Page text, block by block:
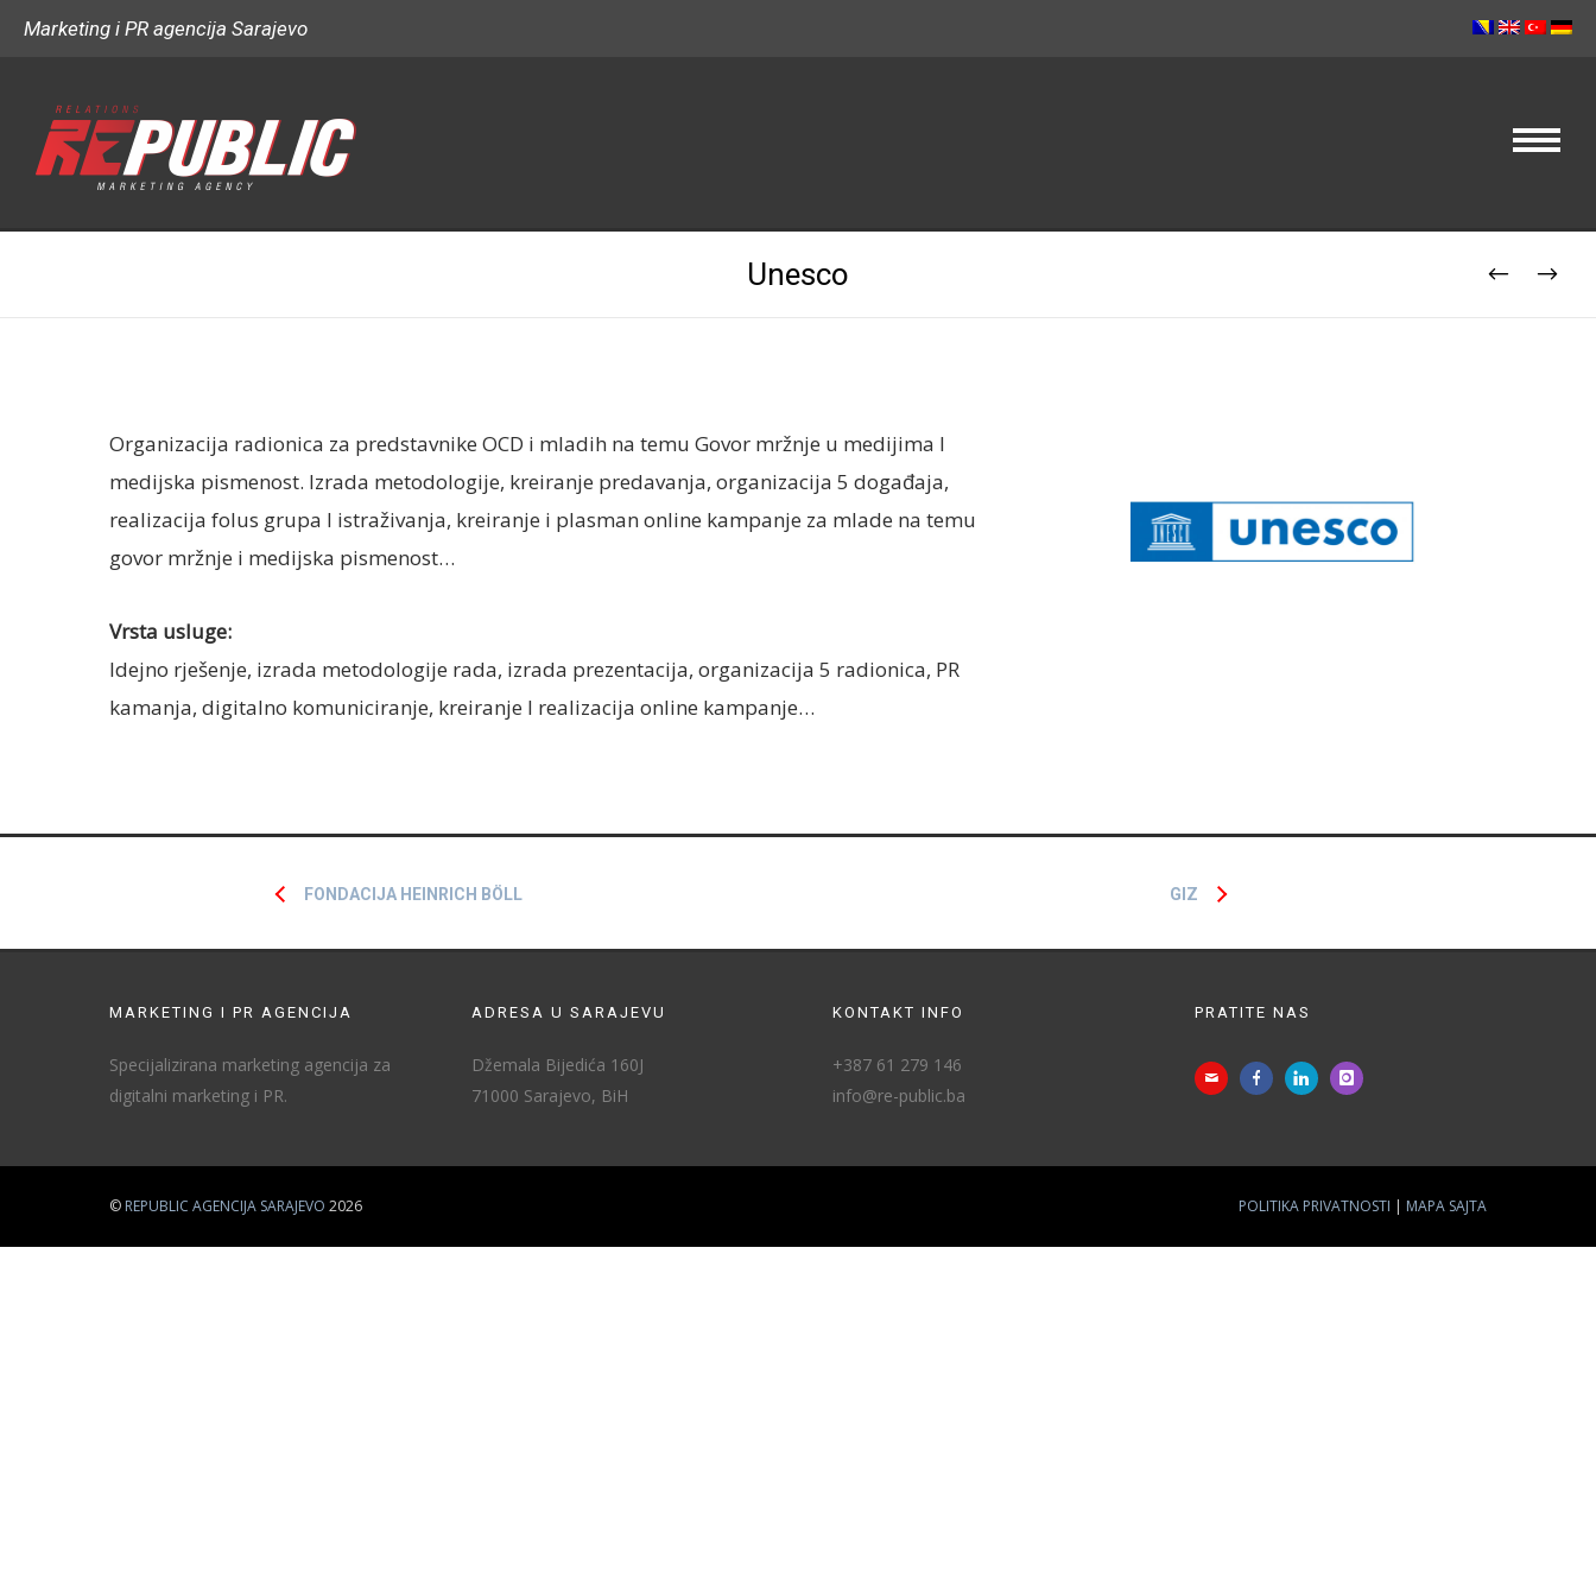
Marketing i PR agencija Sarajevo
Unesco
Organizacija radionica za predstavnike OCD i mladih na temu Govor mržnje u medijima I
medijska pismenost. Izrada metodologije, kreiranje predavanja, organizacija 5 događaja,
realizacija folus grupa I istraživanja, kreiranje i plasman online kampanje za mlade na temu
govor mržnje i medijska pismenost…
Vrsta usluge:
Idejno rješenje, izrada metodologije rada, izrada prezentacija, organizacija 5 radionica, PR
kamanja, digitalno komuniciranje, kreiranje I realizacija online kampanje…
FONDACIJA HEINRICH BÖLL GIZ
MARKETING I PR AGENCIJA
Specijalizirana marketing agencija za
digitalni marketing i PR.
ADRESA U SARAJEVU
Džemala Bijedića 160J
71000 Sarajevo, BiH
KONTAKT INFO
+387 61 279 146
info@re-public.ba
PRATITE NAS
© REPUBLIC AGENCIJA SARAJEVO 2026 POLITIKA PRIVATNOSTI MAPA SAJTA